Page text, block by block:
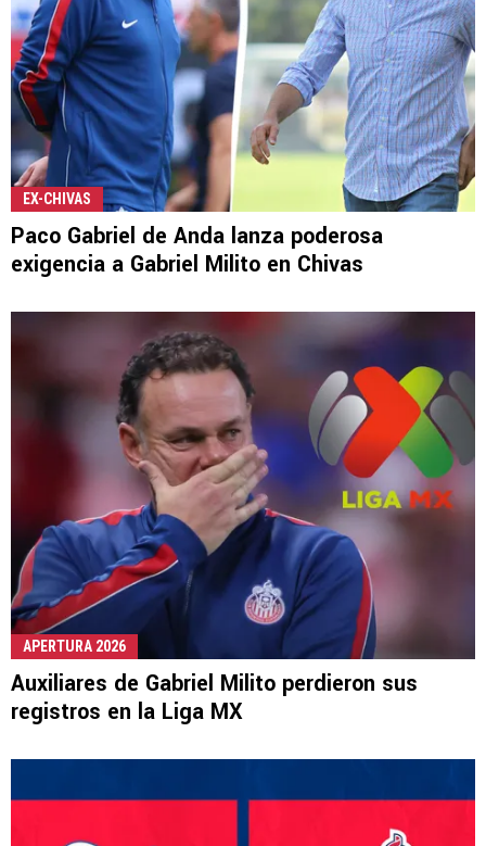
EX-CHIVAS
Paco Gabriel de Anda lanza poderosa
exigencia a Gabriel Milito en Chivas
APERTURA 2026
Auxiliares de Gabriel Milito perdieron sus
registros en la Liga MX